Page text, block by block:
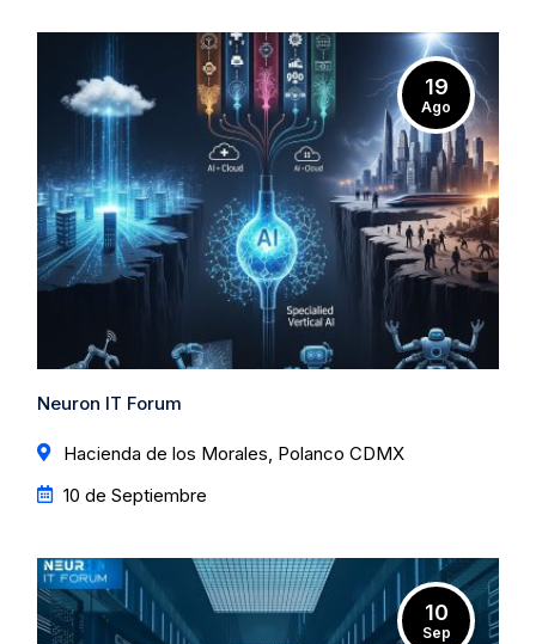
19
Ago
Neuron IT Forum
Hacienda de los Morales, Polanco CDMX
10 de Septiembre
10
Sep